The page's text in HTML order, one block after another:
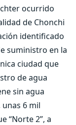
ocurrido
de Chonchi
identificado
suministro en la
ciudad que
de agua
sin agua
6 mil
“Norte 2”, a